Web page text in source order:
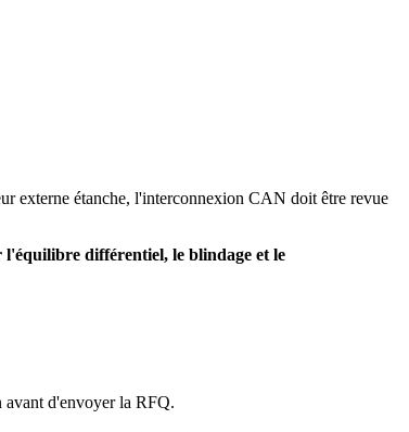
externe étanche, l'interconnexion CAN doit être revue
l'équilibre différentiel, le blindage et le
avant d'envoyer la RFQ.